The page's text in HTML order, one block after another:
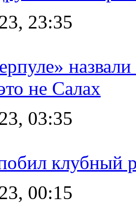
23:35
не Салах
03:35
клубный
00:15